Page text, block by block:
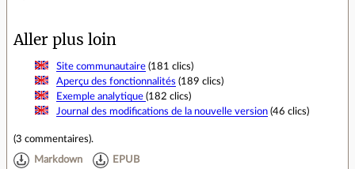
Aller plus loin
Site communautaire(181 clics)
Aperçu des fonctionnalités (189 clics)
Exemple analytique (182 clics)
Journal des modifications de la nouvelle version(46 clics)
(3 commentaires).
Markdown EPUB